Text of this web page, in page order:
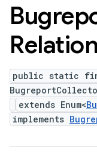
Relation
public static
extends Enum<
implements